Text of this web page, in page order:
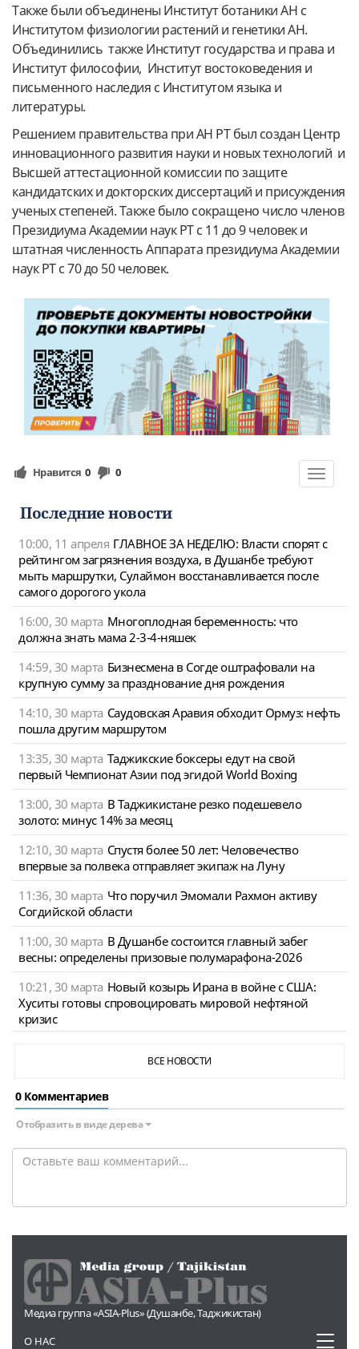
Также были объединены Институт ботаники АН с
Институтом физиологии растений и генетики АН.
Объединились также Институт государства и права и
Институт философии, Институт востоковедения и
письменного наследия с Институтом языка и
литературы.
Решением правительства при АН РТ был создан Центр
инновационного развития науки и новых технологий и
Высшей аттестационной комиссии по защите
кандидатских и докторских диссертаций и присуждения
ученых степеней. Также было сокращено число членов
Президиума Академии наук РТ с 11 до 9 человек и
штатная численность Аппарата президиума Академии
наук РТ с 70 до 50 человек.
Toggle
Нравится 0 0
Последние новости
10:00, 11 апреля ГЛАВНОЕ ЗА НЕДЕЛЮ: Власти спорят с
рейтингом загрязнения воздуха, в Душанбе требуют
мыть маршрутки, Сулаймон восстанавливается после
самого дорогого укола
16:00, 30 марта Многоплодная беременность: что
должна знать мама 2-3-4-няшек
14:59, 30 марта Бизнесмена в Согде оштрафовали на
крупную сумму за празднование дня рождения
14:10, 30 марта Саудовская Аравия обходит Ормуз: нефть
пошла другим маршрутом
13:35, 30 марта Таджикские боксеры едут на свой
первый Чемпионат Азии под эгидой World Boxing
13:00, 30 марта В Таджикистане резко подешевело
золото: минус 14% за месяц
12:10, 30 марта Спустя более 50 лет: Человечество
впервые за полвека отправляет экипаж на Луну
11:36, 30 марта Что поручил Эмомали Рахмон активу
Согдийской области
11:00, 30 марта В Душанбе состоится главный забег
весны: определены призовые полумарафона-2026
10:21, 30 марта Новый козырь Ирана в войне с США:
Хуситы готовы спровоцировать мировой нефтяной
кризис
ВСЕ НОВОСТИ
0 Комментариев
Отобразить в виде дерева
Медиа группа «ASIA-Plus» (Душанбе, Таджикистан)
О НАС